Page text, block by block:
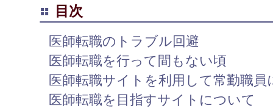
目次
医師転職のトラブル回避
医師転職を行って間もない頃
医師転職サイトを利用して常勤職員
医師転職を目指すサイトについて